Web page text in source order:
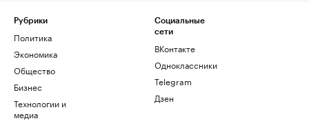
Рубрики
Политика
Экономика
Общество
Бизнес
Технологии и
медиа
Социальные
сети
ВКонтакте
Одноклассники
Telegram
Дзен